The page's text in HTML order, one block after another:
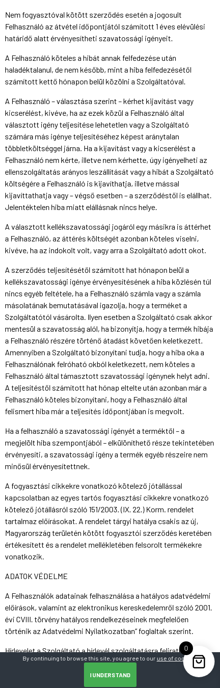
Nem fogyasztóval kötött szerződés esetén a jogosult
Felhasználó az átvétel időpontjától számított 1 éves elévülési
határidő alatt érvényesítheti szavatossági igényeit.
A Felhasználó köteles a hibát annak felfedezése után
haladéktalanul, de nem később, mint a hiba felfedezésétől
számított kettő hónapon belül közölni a Szolgáltatóval.
A Felhasználó – választása szerint – kérhet kijavítást vagy
kicserélést, kivéve, ha az ezek közül a Felhasználó által
választott igény teljesítése lehetetlen vagy a Szolgáltató
számára más igénye teljesítéséhez képest aránytalan
többletköltséggel járna. Ha a kijavítást vagy a kicserélést a
Felhasználó nem kérte, illetve nem kérhette, úgy igényelheti az
ellenszolgáltatás arányos leszállítását vagy a hibát a Szolgáltató
költségére a Felhasználó is kijavíthatja, illetve mással
kijavíttathatja vagy – végső esetben – a szerződéstől is elállhat.
Jelentéktelen hiba miatt elállásnak nincs helye.
A választott kellékszavatossági jogáról egy másikra is áttérhet
a Felhasználó, az áttérés költségét azonban köteles viselni,
kivéve, ha az indokolt volt, vagy arra a Szolgáltató adott okot.
A szerződés teljesítésétől számított hat hónapon belül a
kellékszavatossági igénye érvényesítésének a hiba közlésén túl
nincs egyéb feltétele, ha a Felhasználó számla vagy a számla
másolatának bemutatásával igazolja, hogy a terméket a
Szolgáltatótól vásárolta. Ilyen esetben a Szolgáltató csak akkor
mentesül a szavatosság alól, ha bizonyítja, hogy a termék hibája
a Felhasználó részére történő átadást követően keletkezett.
Amennyiben a Szolgáltató bizonyítani tudja, hogy a hiba oka a
Felhasználónak felróható okból keletkezett, nem köteles a
Felhasználó által támasztott szavatossági igénynek helyt adni.
A teljesítéstől számított hat hónap eltelte után azonban már a
Felhasználó köteles bizonyítani, hogy a Felhasználó által
felismert hiba már a teljesítés időpontjában is megvolt.
Ha a felhasználó a szavatossági igényét a terméktől – a
megjelölt hiba szempontjából – elkülöníthető része tekintetében
érvényesíti, a szavatossági igény a termék egyéb részeire nem
minősül érvényesítettnek.
A fogyasztási cikkekre vonatkozó kötelező jótállással
kapcsolatban az egyes tartós fogyasztási cikkekre vonatkozó
kötelező jótállásról szóló 151/2003. (IX. 22.) Korm. rendelet
tartalmaz előírásokat. A rendelet tárgyi hatálya csakis az új,
Magyarország területén kötött fogyasztói szerződés keretében
értékesített és a rendelet mellékletében felsorolt termékekre
vonatkozik.
ADATOK VÉDELME
A Felhasználók adatainak felhasználása a hatályos adatvédelmi
előírások, valamint az elektronikus kereskedelemről szóló 2001.
évi CVIII. törvény hatályos rendelkezéseinek megfelelően
történik az Adatvédelmi Nyilatkozatban” foglaltak szerint.
Hírlevelet a Szolgáltató a hírlevél szolgáltatásra feliratkozott
Felhasználó részére biztosít. A hírlevél szolgáltatásról a
Felhasználó bármikor leiratkozhat.
By continuing to browse this site, you agree to our use of cookies.
I UNDERSTAND
0